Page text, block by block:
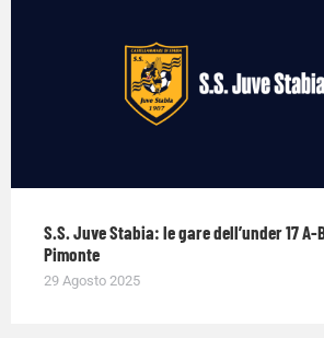
S.S. Juve Stabia: le gare dell’under 17 A-
Pimonte
29 Agosto 2025